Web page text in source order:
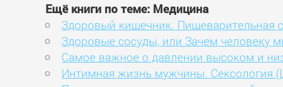
Ещё книги по теме: Медицина
Здоровый кишечник. Пищеварительная
Здоровые сосуды, или Зачем человеку
Самое важное о давлении высоком и
Интимная жизнь мужчины. Сексология